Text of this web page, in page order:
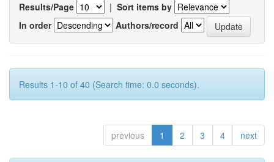
Results/Page | Sort items by
In order
Authors/record
Results 1-10 of 40 (Search time: 0.0 seconds).
previous 1 2 3 4 next